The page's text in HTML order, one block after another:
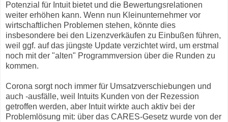
Potenzial für Intuit bietet und die Bewertungsrelationen
weiter erhöhen kann. Wenn nun Kleinunternehmer vor
wirtschaftlichen Problemen stehen, könnte dies
insbesondere bei den Lizenzverkäufen zu Einbußen führen,
weil ggf. auf das jüngste Update verzichtet wird, um erstmal
noch mit der "alten" Programmversion über die Runden zu
kommen.
Corona sorgt noch immer für Umsatzverschiebungen und
auch -ausfälle, weil Intuits Kunden von der Rezession
getroffen werden, aber Intuit wirkte auch aktiv bei der
Problemlösung mit: über das CARES-Gesetz wurde von der